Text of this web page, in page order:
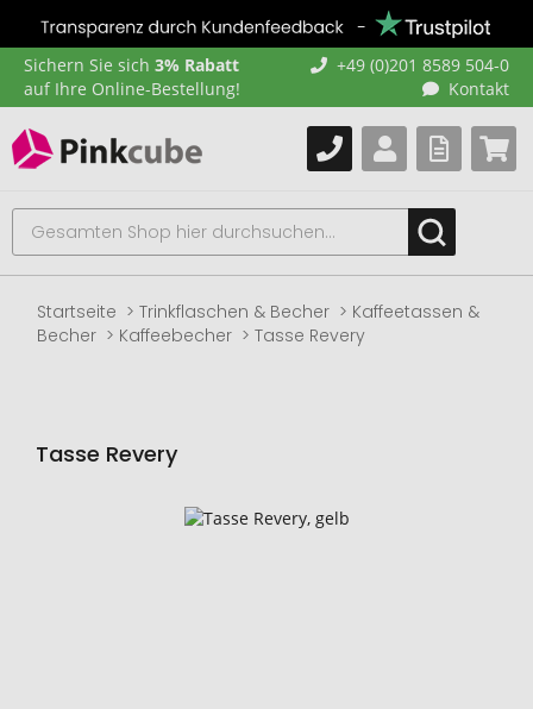
Sichern Sie sich 3% Rabatt
auf Ihre Online-Bestellung!
+49 (0)201 8589 504-0
Kontakt
Startseite Trinkflaschen & Becher
Kaffeetassen &
Becher
Kaffeebecher Tasse Revery
Tasse Revery